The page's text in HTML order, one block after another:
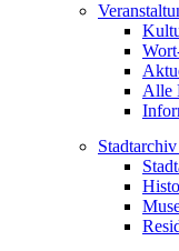
Alle